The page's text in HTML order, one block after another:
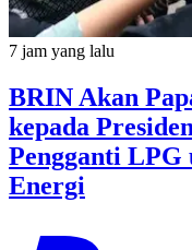
7 jam yang lalu
BRIN Akan
kepada
Pengganti LPG
Energi